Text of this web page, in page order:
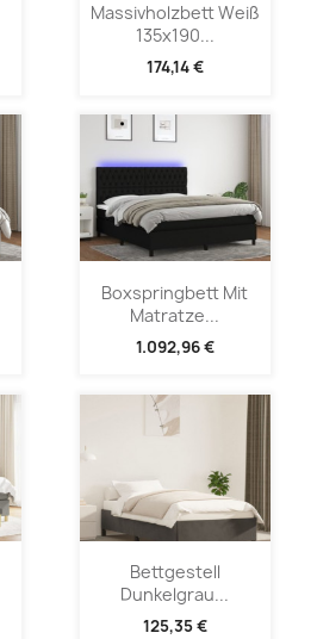
Massivholzbett Weiß
135x190...
174,14 €
Boxspringbett Mit
Matratze...
1.092,96 €
Bettgestell
Dunkelgrau...
125,35 €